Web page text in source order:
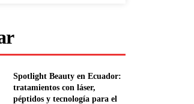
Spotlight Beauty en Ecuador:
tratamientos con láser,
péptidos y tecnología para el